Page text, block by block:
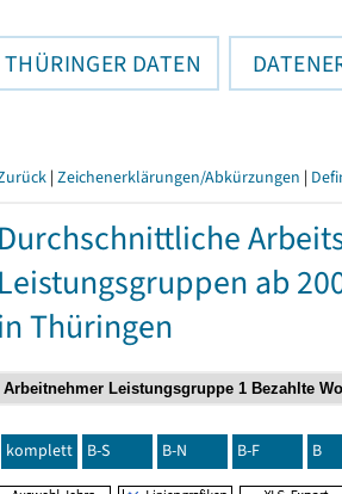
THÜRINGER DATEN
| Zeichenerklärungen/Abkürzungen |
Durchschnittliche
Leistungsgruppen ab
in Thüringen
komplett B-S B-N B-F B